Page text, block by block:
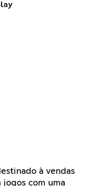
à vendas
com uma